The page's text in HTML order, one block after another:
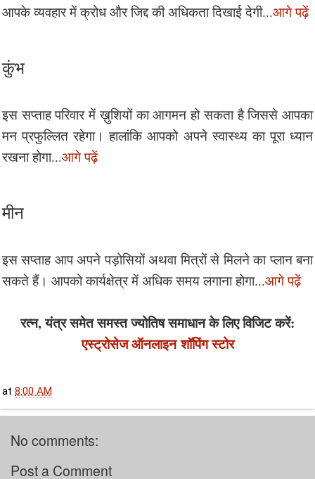
आपके व्यवहार में क्रोध और जिद्द की अधिकता दिखाई देगी...आगे पढ़ें
कुंभ
इस सप्ताह परिवार में ख़ुशियों का आगमन हो सकता है जिससे आपका
मन प्रफुल्लित रहेगा। हालांकि आपको अपने स्वास्थ्य का पूरा ध्यान
रखना होगा...आगे पढ़ें
मीन
इस सप्ताह आप अपने पड़ोसियों अथवा मित्रों से मिलने का प्लान बना
सकते हैं। आपको कार्यक्षेत्र में अधिक समय लगाना होगा...आगे पढ़ें
रत्न, यंत्र समेत समस्त ज्योतिष समाधान के लिए विजिट करें:
एस्ट्रोसेज ऑनलाइन शॉपिंग स्टोर
at 8:00 AM
No comments:
Post a Comment